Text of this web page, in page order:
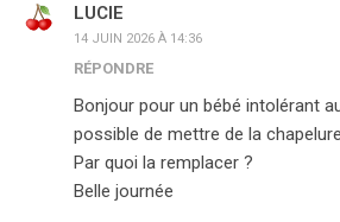
LUCIE
14 JUIN 2026 À 14:36
RÉPONDRE
Bonjour pour un bébé intolérant
possible de mettre de la
Par quoi la remplacer ?
Belle journée